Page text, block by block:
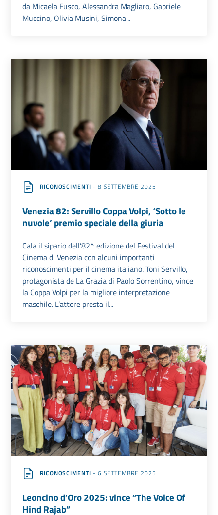
da Micaela Fusco, Alessandra Magliaro, Gabriele
Muccino, Olivia Musini, Simona...
RICONOSCIMENTI - 8 SETTEMBRE 2025
Venezia 82: Servillo Coppa Volpi, ‘Sotto le
nuvole’ premio speciale della giuria
Cala il sipario dell’82^ edizione del Festival del
Cinema di Venezia con alcuni importanti
riconoscimenti per il cinema italiano. Toni Servillo,
protagonista de La Grazia di Paolo Sorrentino, vince
la Coppa Volpi per la migliore interpretazione
maschile. L’attore presta il...
RICONOSCIMENTI - 6 SETTEMBRE 2025
Leoncino d’Oro 2025: vince “The Voice Of
Hind Rajab”